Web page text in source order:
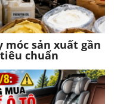
móc sản xuất gần
chuẩn